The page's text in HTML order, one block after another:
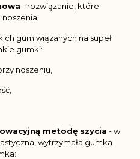
- rozwiązanie, które
gum wiązanych na supeł
gumki:
noszeniu,
metodę szycia - w
wytrzymała gumka